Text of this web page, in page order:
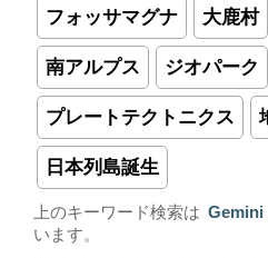
フォッサマグナ 大鹿村
南アルプス ジオパーク
プレートテクトニクス
日本列島誕生
上のキーワード検索は Gemini
います。